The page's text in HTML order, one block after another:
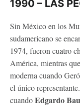
1990 – LAS
Sin México en los
sudamericano se
1974, fueron cuatro
América, mientras
moderna cuando
el único
cuandoEdgardo